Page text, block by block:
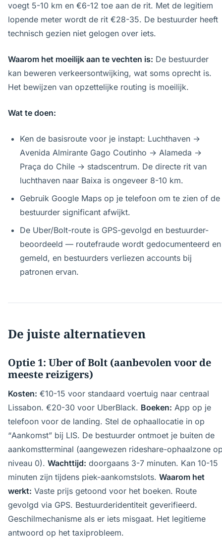
voegt 5-10 km en €6-12 toe aan de rit. Met de legitiem
lopende meter wordt de rit €28-35. De bestuurder heeft
technisch gezien niet gelogen over iets.
Waarom het moeilijk aan te vechten is: De bestuurder
kan beweren verkeersontwijking, wat soms oprecht is.
Het bewijzen van opzettelijke routing is moeilijk.
Wat te doen:
Ken de basisroute voor je instapt: Luchthaven →
Avenida Almirante Gago Coutinho → Alameda →
Praça do Chile → stadscentrum. De directe rit van
luchthaven naar Baixa is ongeveer 8-10 km.
Gebruik Google Maps op je telefoon om te zien of de
bestuurder significant afwijkt.
De Uber/Bolt-route is GPS-gevolgd en bestuurder-
beoordeeld — routefraude wordt gedocumenteerd en
gemeld, en bestuurders verliezen accounts bij
patronen ervan.
De juiste alternatieven
Optie 1: Uber of Bolt (aanbevolen voor de
meeste reizigers)
Kosten: €10-15 voor standaard voertuig naar centraal
Lissabon. €20-30 voor UberBlack. Boeken: App op je
telefoon voor de landing. Stel de ophaallocatie in op
“Aankomst” bij LIS. De bestuurder ontmoet je buiten de
aankomstterminal (aangewezen rideshare-ophaalzone
niveau 0). Wachttijd: doorgaans 3-7 minuten. Kan 10-15
minuten zijn tijdens piek-aankomstslots. Waarom het
werkt: Vaste prijs getoond voor het boeken. Route
gevolgd via GPS. Bestuurderidentiteit geverifieerd.
Geschilmechanisme als er iets misgaat. Het legitieme
antwoord op het taxiprobleem.